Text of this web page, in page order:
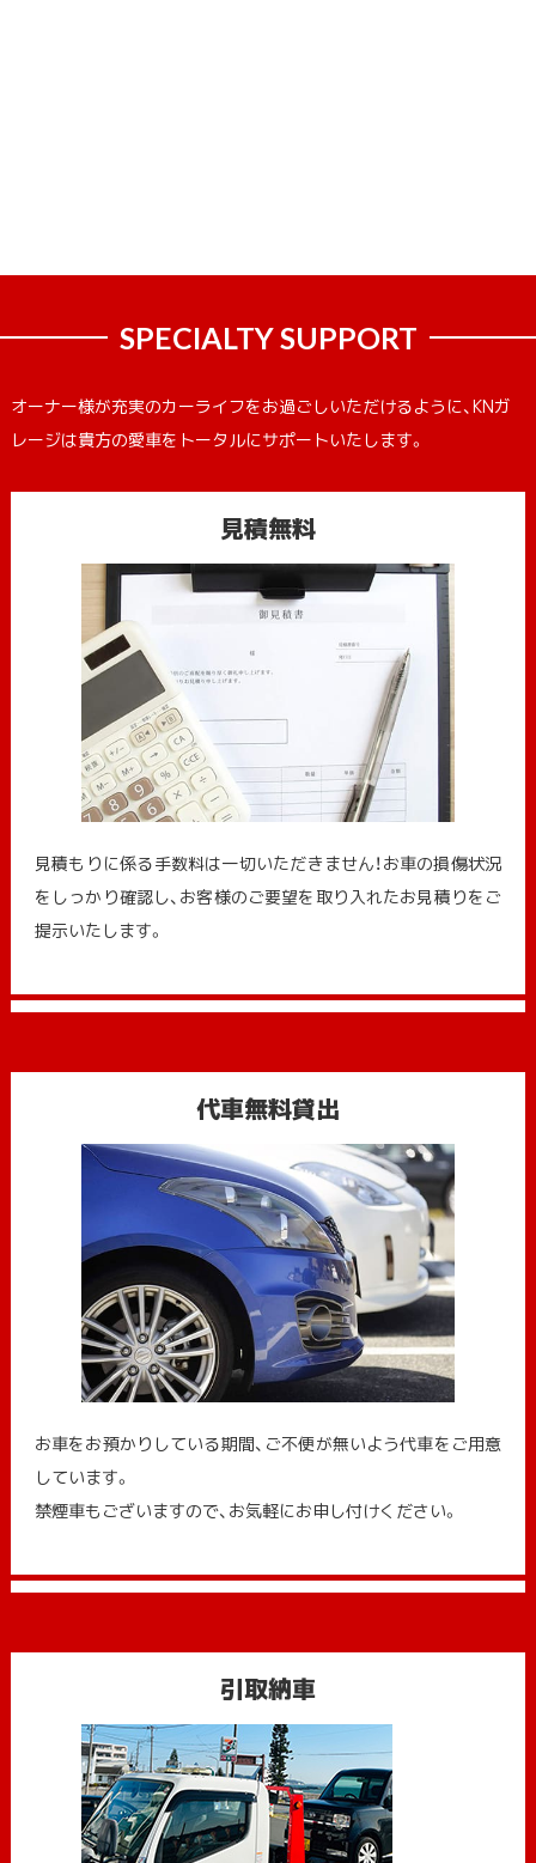
SPECIALTY SUPPORT
オーナー様が充実のカーライフをお過ごしいただけるように、KNガ
レージは貴方の愛車をトータルにサポートいたします。
見積無料
見積もりに係る手数料は一切いただきません！お車の損傷状況
をしっかり確認し、お客様のご要望を取り入れたお見積りをご
提示いたします。
代車無料貸出
お車をお預かりしている期間、ご不便が無いよう代車をご用意
しています。
禁煙車もございますので、お気軽にお申し付けください。
引取納車